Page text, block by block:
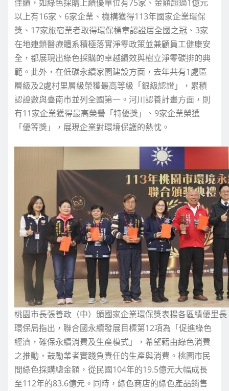
佳績，如綠色採購上績優單位有75家、金額超過1億元
以上有16家、6家企業、機構獲得113年國家企業環保
獎、17家旅宿業者取得環保標章認證居全國之冠、3家
在地連鎖醫療體系積極落實淨零政策並兼顧員工健康安
全，都展現出綠色採購的卓越績效與樹立淨零碳排的典
範。此外，在低碳永續家園建設方面，去年共有1處區
層級及2處村里層級榮獲最高等級「銀級認證」，累積
認證數與臺南市並列全國第一。河川認養計畫方面，則
有11家企業獲得最高榮譽「特優獎」、9家企業榮獲
「優等獎」，展現企業對環境保護的熱忱。
桃園市長張善政（中）頒國家企業環保獎表揚各區績優里
環保局指出，聯合國永續發展目標第12項為「促進綠色
經濟，確保永續消費及生產模式」，希望藉由綠色消費
之推動，鼓勵業者實踐負責任的生產與消費。桃園市民
間綠色採購總金額，從民國104年的19.5億元大幅成長
至112年的83.6億元。同時，綠色商店的綠色產品銷售